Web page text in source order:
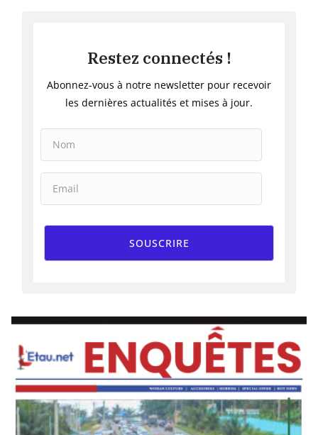
Restez connectés !
Abonnez-vous à notre newsletter pour recevoir
les dernières actualités et mises à jour.
SOUSCRIRE